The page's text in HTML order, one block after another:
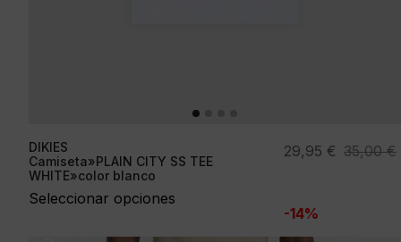
DIKIES
Camiseta»PLAIN CITY SS TEE
WHITE»color blanco
Seleccionar opciones
35,00€
El
era:
35,00 €.
29,95 €
El
es:
29,95 €.
-14%